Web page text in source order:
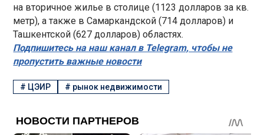
на вторичное жилье в столице (1123 долларов за кв.
метр), а также в Самаркандской (714 долларов) и
Ташкентской (627 долларов) областях.
Подпишитесь на наш канал в Telegram, чтобы не
пропустить важные новости
# ЦЭИР # рынок недвижимости